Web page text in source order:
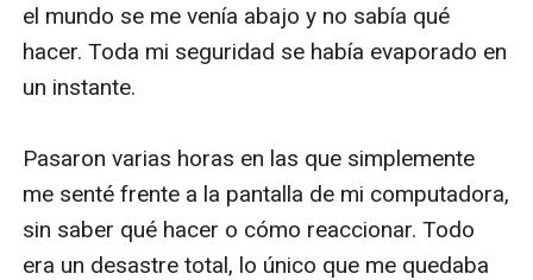
el mundo se me venía abajo y no sabía qué
hacer. Toda mi seguridad se había evaporado en
un instante.
Pasaron varias horas en las que simplemente
me senté frente a la pantalla de mi computadora,
sin saber qué hacer o cómo reaccionar. Todo
era un desastre total, lo único que me quedaba